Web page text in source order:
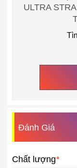
ULTRA
Đánh Giá
Chất lượng*